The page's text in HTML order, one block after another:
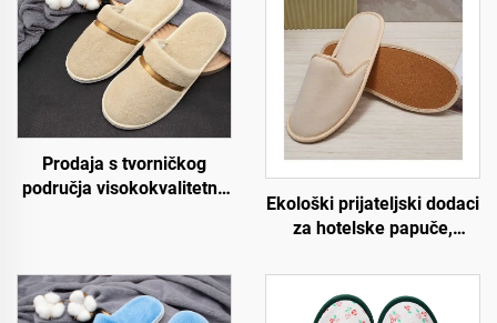
Prodaja s tvorničkog
područja visokokvalitetne
s personaliziranim
logotipom
Ekološki prijateljski dodaci
za hotelske papuče,
jednokratne hotelske
papuče za prodaju